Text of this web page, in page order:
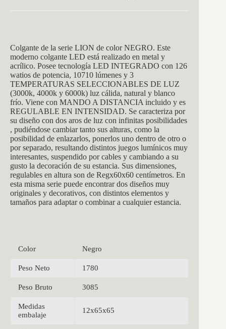
Colgante de la serie LION de color NEGRO. Este
moderno colgante LED está realizado en metal y
acrílico. Posee tecnología LED INTEGRADO con 126
watios de potencia, 10710 lúmenes y 3
TEMPERATURAS SELECCIONABLES DE LUZ
(3000k, 4000k y 6000k) luz cálida, natural y blanco
frío. Viene con MANDO A DISTANCIA incluido y es
REGULABLE EN INTENSIDAD. Se caracteriza por
su diseño con dos aros de luz con infinitas posibilidades
, pudiéndose cambiar tanto sus alturas, como la
posibilidad de enlazarlos, ponerlos uno dentro de otro o
por separado, resultando distintos juegos lumínicos muy
interesantes, suspendido por cables y cambiando a su
gusto la decoración de su estancia. Sus dimensiones,
regulables en altura son de Regx60x60 centímetros. En
esta misma serie puede encontrar dos diseños muy
originales y decorativos, con distintos elementos y
tamaños para adaptar o combinar a cualquier estancia.
Color Negro
Peso Neto 1780
Peso Bruto 3085
Medidas
embalaje
12x65x65